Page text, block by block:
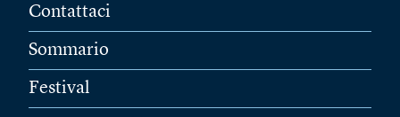
Contattaci
Sommario
Festival